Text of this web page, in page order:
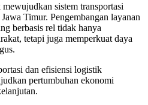
sistem transportasi
Timur. Pengembangan layanan
berbasis rel tidak hanya
tetapi juga memperkuat daya
dan efisiensi logistik
pertumbuhan ekonomi